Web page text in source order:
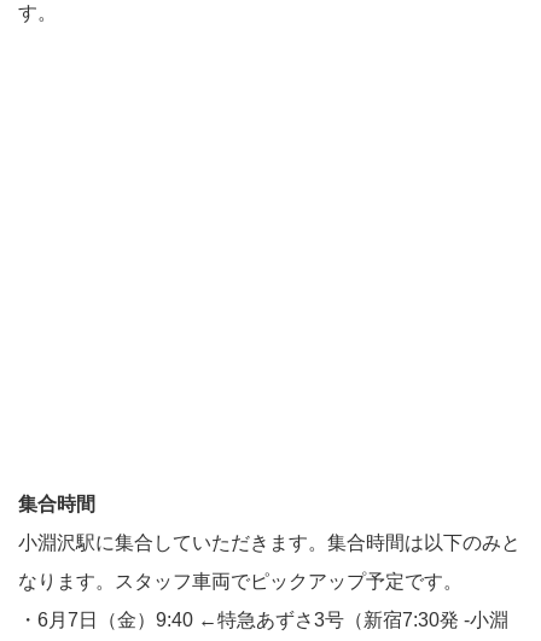
す。
集合時間
小淵沢駅に集合していただきます。集合時間は以下のみと
なります。スタッフ車両でピックアップ予定です。
・6月7日（金）9:40 ←特急あずさ3号（新宿7:30発 -小淵